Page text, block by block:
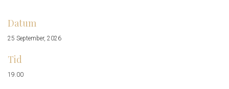
Datum
25 September, 2026
Tid
19.00